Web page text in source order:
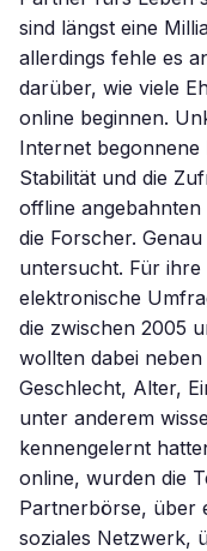
sind längst eine
allerdings fehle es
darüber, wie viele
online beginnen.
Internet
Stabilität und die
offline
die Forscher.
untersucht. Für
elektronische
die zwischen 2005
wollten dabei
Geschlecht, Alter,
unter anderem
kennengelernt
online, wurden die
Partnerbörse, über
soziales Netzwerk,